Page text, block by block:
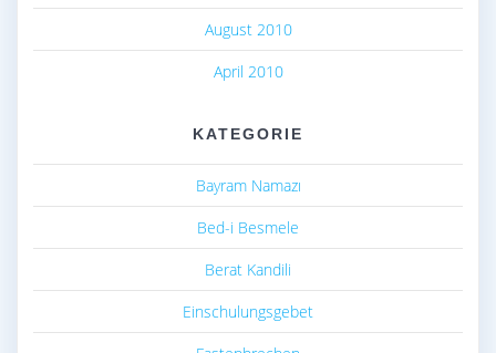
August 2010
April 2010
KATEGORIE
Bayram Namazı
Bed-i Besmele
Berat Kandili
Einschulungsgebet